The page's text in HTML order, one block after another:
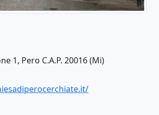
1, Pero C.A.P. 20016 (Mi)